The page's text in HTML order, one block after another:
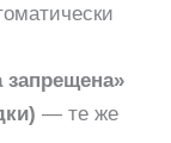
запрещена»
— те же